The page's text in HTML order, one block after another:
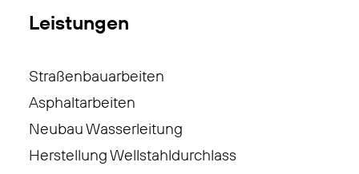
Leistungen
Straßenbauarbeiten
Asphaltarbeiten
Neubau Wasserleitung
Herstellung Wellstahldurchlass